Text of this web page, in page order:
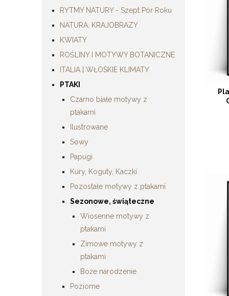
RYTMY NATURY - Szept Pór Roku
NATURA, KRAJOBRAZY
KWIATY
ROŚLINY I MOTYWY BOTANICZNE
ITALIA | WŁOSKIE KLIMATY
PTAKI
Czarno białe motywy z
ptakami
Ilustrowane
Sowy
Papugi
Kury, Koguty, Kaczki
Pozostałe motywy z ptakami
Sezonowe, świąteczne
Wiosenne motywy z
ptakami
Zimowe motywy z
ptakami
Boże narodzenie
Poziome